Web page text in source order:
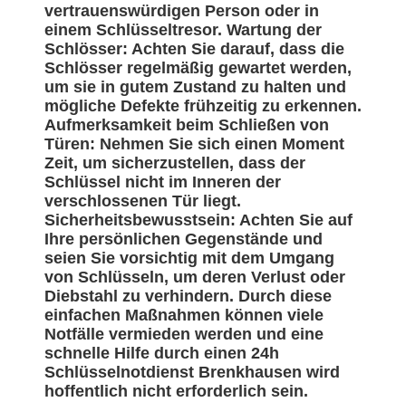
vertrauenswürdigen Person oder in
einem Schlüsseltresor. Wartung der
Schlösser: Achten Sie darauf, dass die
Schlösser regelmäßig gewartet werden,
um sie in gutem Zustand zu halten und
mögliche Defekte frühzeitig zu erkennen.
Aufmerksamkeit beim Schließen von
Türen: Nehmen Sie sich einen Moment
Zeit, um sicherzustellen, dass der
Schlüssel nicht im Inneren der
verschlossenen Tür liegt.
Sicherheitsbewusstsein: Achten Sie auf
Ihre persönlichen Gegenstände und
seien Sie vorsichtig mit dem Umgang
von Schlüsseln, um deren Verlust oder
Diebstahl zu verhindern. Durch diese
einfachen Maßnahmen können viele
Notfälle vermieden werden und eine
schnelle Hilfe durch einen 24h
Schlüsselnotdienst Brenkhausen wird
hoffentlich nicht erforderlich sein.